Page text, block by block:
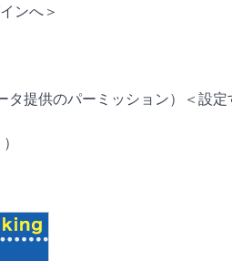
ンへ＞
提供のパーミッション）＜設定